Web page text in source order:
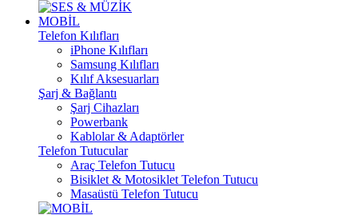
MOBİL
Telefon Kılıfları
iPhone Kılıfları
Samsung Kılıfları
Kılıf Aksesuarları
Şarj & Bağlantı
Şarj Cihazları
Powerbank
Kablolar & Adaptörler
Telefon Tutucular
Araç Telefon Tutucu
Bisiklet & Motosiklet Telefon Tutucu
Masaüstü Telefon Tutucu